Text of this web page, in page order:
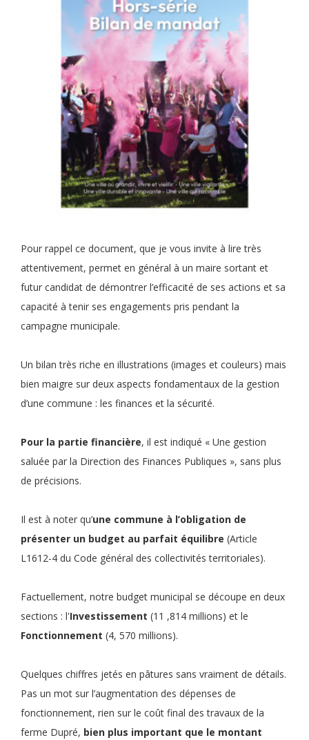
Pour rappel ce document, que je vous invite à lire très
attentivement, permet en général à un maire sortant et
futur candidat de démontrer l’efficacité de ses actions et sa
capacité à tenir ses engagements pris pendant la
campagne municipale.
Un bilan très riche en illustrations (images et couleurs) mais
bien maigre sur deux aspects fondamentaux de la gestion
d’une commune : les finances et la sécurité.
Pour la partie financière, il est indiqué « Une gestion
saluée par la Direction des Finances Publiques », sans plus
de précisions.
Il est à noter qu’une commune à l’obligation de
présenter un budget au parfait équilibre (Article
L1612-4 du Code général des collectivités territoriales).
Factuellement, notre budget municipal se découpe en deux
sections : l'Investissement (11 ,814 millions) et le
Fonctionnement (4, 570 millions).
Quelques chiffres jetés en pâtures sans vraiment de détails.
Pas un mot sur l’augmentation des dépenses de
fonctionnement, rien sur le coût final des travaux de la
ferme Dupré, bien plus important que le montant